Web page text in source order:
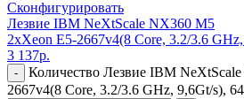
Сконфигурировать
Лезвие IBM NeXtScale NX360 M5
2xXeon E5-2667v4(8 Core, 3.2/3.6
3 137р.
-
Количество Лезвие IBM
2667v4(8 Core, 3.2/3.6 GHz, 9,6Gt/s),